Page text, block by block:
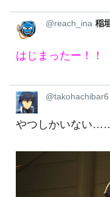
@reach_ina 稲
はじまったー！！
@takohachibar6
やつしかいない